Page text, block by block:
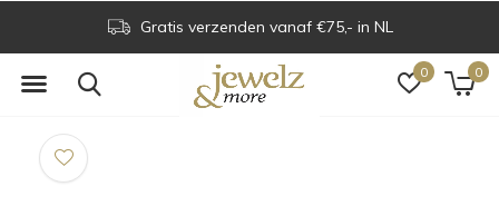
0 0
Gratis verzenden vanaf €75,- in NL